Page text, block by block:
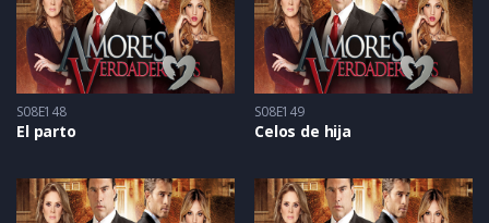
S08E148
El parto
S08E149
Celos de hija